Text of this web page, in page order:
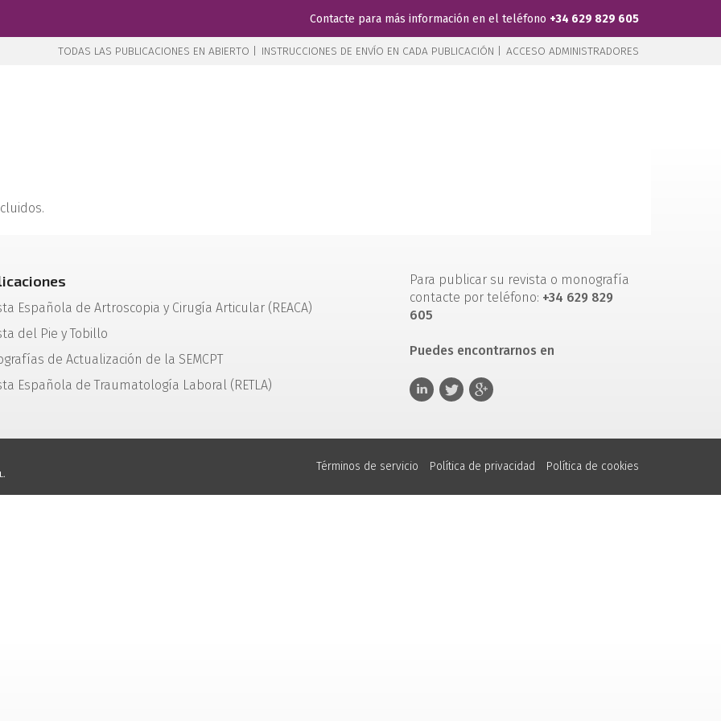
Contacte para más información en el teléfono +34 629 829 605
TODAS LAS PUBLICACIONES EN ABIERTO | INSTRUCCIONES DE ENVÍO EN CADA PUBLICACIÓN | ACCESO ADMINISTRADORES
Española de Artroscopia y Cirugía Articular (REACA)
del Pie y Tobillo
de Actualización de la SEMCPT
Española de Traumatología Laboral (RETLA)
Para publicar su revista o monografía
contacte por teléfono: +34 629 829
605
Puedes encontrarnos en
Términos de servicio Política de privacidad Política de cookies